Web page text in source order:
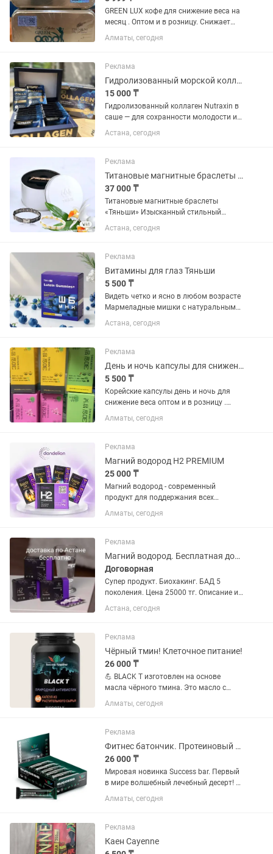
GREEN LUX кофе для снижение веса на
месяц . Оптом и в розницу. Снижает
аппетит, нормализует метаболизм,
снижает сахар, улучшает самочувствие
Доставка в любой город. В...
Алматы, сегодня
Реклама
Гидролизованный морской коллаген Nutraxin в саше (30 пакетиков)
15 000 ₸
Гидролизованный коллаген Nutraxin в
саше — для сохранности молодости и
красоты кожи, а также поддержания
его здоровья. Гидролиз коллагена со
быстрого приготовления....
Астана, сегодня
Реклама
Титановые магнитные браслеты Тяньши
37 000 ₸
Титановые магнитные браслеты
«Тяньши» Изысканный стильный
аксессуар из коллекции Richy One для
всей семьи, и отличный помощник в
«Тяньши» изготовлены из титана,
который...
Астана, сегодня
Реклама
Витамины для глаз Тяньши
5 500 ₸
Видеть четко и ясно в любом возрасте
Мармеладные мишки с натуральными
антиоксидантами и черничным соком
для снижения утомляемости глаз и
компьютеров и...
Астана, сегодня
Реклама
День и ночь капсулы для снижение веса корейские . Снижает Сахар , аппетит
5 500 ₸
Корейские капсулы день и ночь для
снижение веса оптом и в розницу .
Снижает аппетит и Сахар в крови , дает
энергию. Цены самые низкие у нас ,
аптека .на рынке 26...
Алматы, сегодня
Реклама
Магний водород H2 PREMIUM
25 000 ₸
Магний водород - современный
продукт для поддержания всех
функций организма. Основное
действие - антикоагулянт(функция
оздоровлению! Восстанавливает
организм...
Алматы, сегодня
Реклама
Магний водород. Бесплатная доставка по Астане.
Договорная
Супер продукт. Биохакинг. БАД 5
поколения. Цена 25000 тг. Описание и
отзывы есть везде. Моя
эксклюзивность - бесплатная доставка
посмотрю. Пишите, звоните, будьте...
Астана, сегодня
Реклама
Чёрный тмин! Клеточное питание!
26 000 ₸
💪 BLACK T изготовлен на основе
масла чёрного тмина. Это масло с
высоким содержанием тимохиноновых
соединений, которые обладают
противодействует хелибактариозу и...
Алматы, сегодня
Реклама
Фитнес батончик. Протеиновый батончик
26 000 ₸
Мировая новинка Success bar. Первый
в мире волшебный лечебный десерт! ✅
SUCCESS BARS — Многослойный
батончик с повышенным содержанием
содержания сахара. Компенсирует...
Алматы, сегодня
Реклама
Каен Cayenne